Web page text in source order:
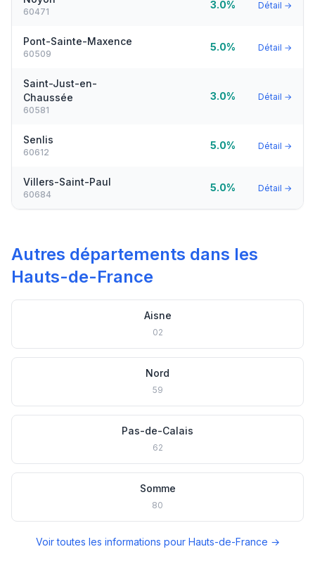
60471
3.0% Détail →
Pont-Sainte-Maxence
60509
5.0% Détail →
Saint-Just-en-
Chaussée
60581
3.0% Détail →
Senlis
60612
5.0% Détail →
Villers-Saint-Paul
60684
5.0% Détail →
Autres départements dans les
Hauts-de-France
Aisne
02
Nord
59
Pas-de-Calais
62
Somme
80
Voir toutes les informations pour Hauts-de-France →